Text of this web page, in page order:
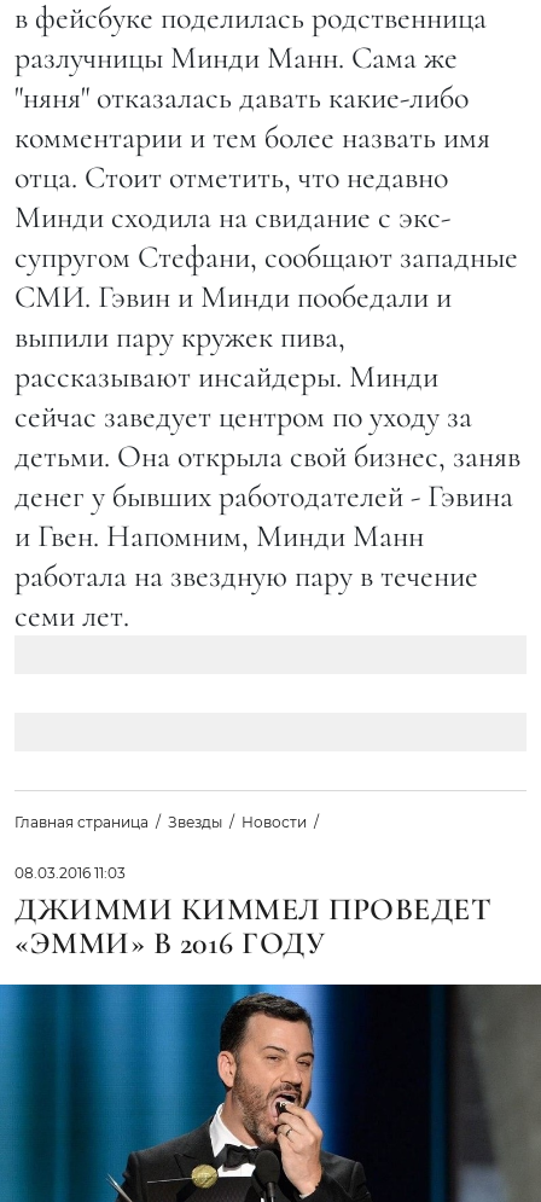
в фейсбуке поделилась родственница
разлучницы Минди Манн. Сама же
"няня" отказалась давать какие-либо
комментарии и тем более назвать имя
отца. Стоит отметить, что недавно
Минди сходила на свидание с экс-
супругом Стефани, сообщают западные
СМИ. Гэвин и Минди пообедали и
выпили пару кружек пива,
рассказывают инсайдеры. Минди
сейчас заведует центром по уходу за
детьми. Она открыла свой бизнес, заняв
денег у бывших работодателей - Гэвина
и Гвен. Напомним, Минди Манн
работала на звездную пару в течение
семи лет.
Главная страница Звезды Новости
08.03.2016 11:03
ДЖИММИ КИММЕЛ ПРОВЕДЕТ
«ЭММИ» В 2016 ГОДУ